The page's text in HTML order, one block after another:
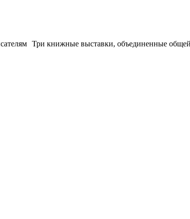
Три книжные выставки, объединенные